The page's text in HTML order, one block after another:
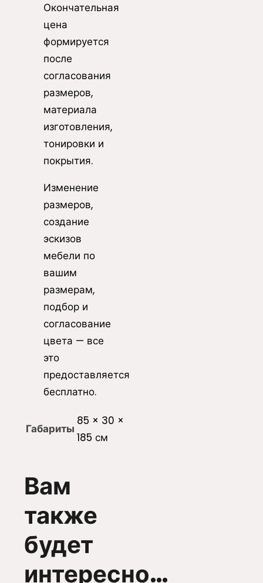
Окончательная
цена
формируется
после
согласования
размеров,
материала
изготовления,
тонировки и
покрытия.
Изменение
размеров,
создание
эскизов
мебели по
вашим
размерам,
подбор и
согласование
цвета — все
это
предоставляется
бесплатно.
Габариты
85 × 30 ×
185 см
Вам
также
будет
интересно…